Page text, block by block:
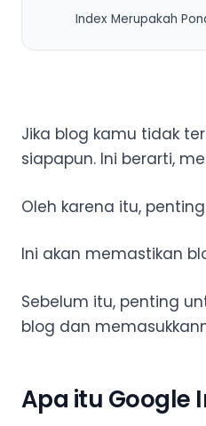
2. Meningkatkan
1. Tambahkan ke
2. Gunakan
5. Tambahkan
6. Ping URL
8. Bangun Backlink
9. Perbaiki
11. Gunakan PPC
12. Pertimbangkan
Index Merupakah
Jika blog kamu tidak
siapapun. Ini berarti,
Oleh karena itu,
Ini akan memastikan
Sebelum itu, penting
blog dan
Apa itu Google